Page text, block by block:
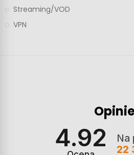
Streaming/VOD
VPN
4.92
Na
22